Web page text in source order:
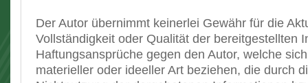
Der Autor übernimmt keinerlei Gewähr für die
Vollständigkeit oder Qualität der bereitgestellten
Haftungsansprüche gegen den Autor, welche
materieller oder ideeller Art beziehen, die durch